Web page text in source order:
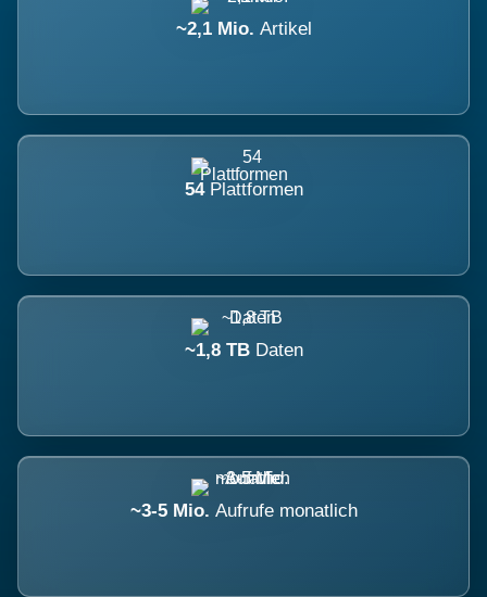
~2,1 Mio. Artikel
54 Plattformen
~1,8 TB Daten
~3-5 Mio. Aufrufe monatlich